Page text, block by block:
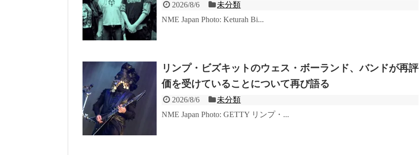
2026/8/6
未分類
NME Japan Photo: Keturah Bi...
リンプ・ビズキットのウェス・ボーランド、バンドが再評
価を受けていることについて再び語る
2026/8/6
未分類
NME Japan Photo: GETTY リンプ・...